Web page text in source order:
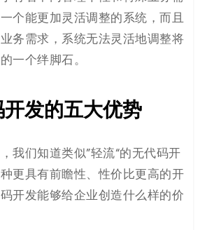
个能更加灵活调整的系统，而且
务需求，系统无法灵活地调整将
一个绊脚石。
发的五大优势
我们知道类似”轻流“的无代码开
更具有前瞻性、性价比更高的开
开发能够给企业创造什么样的价